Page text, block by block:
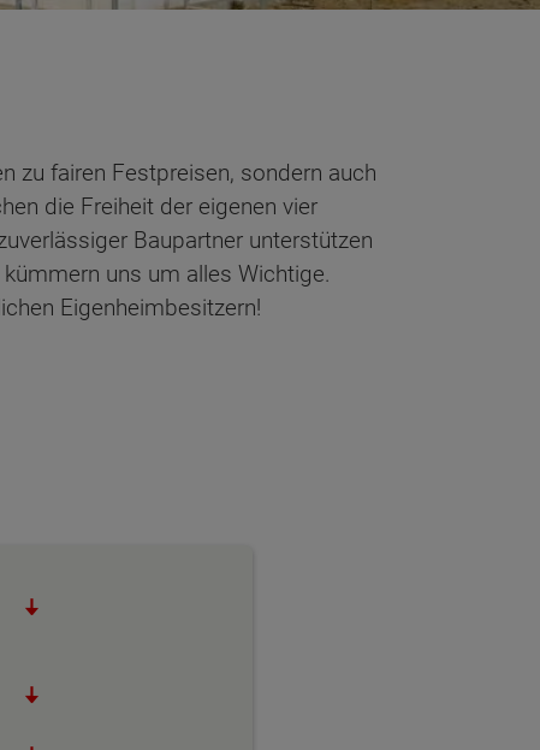
zu fairen Festpreisen, sondern auch
die Freiheit der eigenen vier
Baupartner unterstützen
uns um alles Wichtige.
Eigenheimbesitzern!